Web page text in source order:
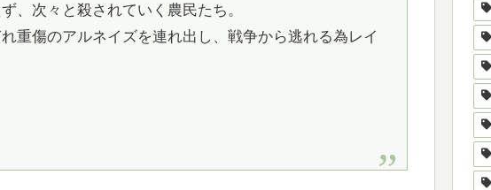
、次々と殺されていく農民たち。
重傷のアルネイズを連れ出し、戦争から逃れる為レイ